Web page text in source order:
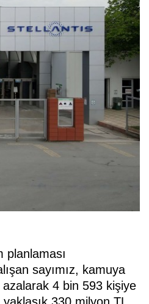
sayımız, kamuya
azalarak 4 bin 593 kişiye